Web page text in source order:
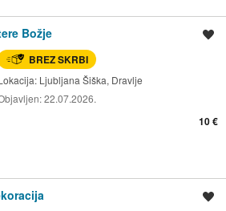
Božje
BREZ SKRBI
Ljubljana Šiška, Dravlje
22.07.2026.
10 €